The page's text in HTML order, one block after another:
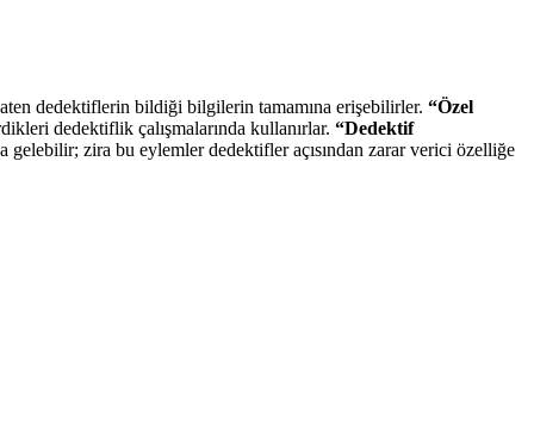
dedektiflerin bildiği bilgilerin tamamına erişebilirler. “Özel
dedektiflik çalışmalarında kullanırlar. “Dedektif
zira bu eylemler dedektifler açısından zarar verici özelliğe